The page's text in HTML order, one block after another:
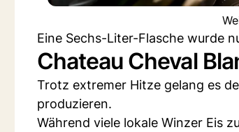
Eine Sechs-Liter-Flasche wurde
Chateau Cheval
Trotz extremer Hitze gelang es
produzieren.
Während viele lokale Winzer Eis